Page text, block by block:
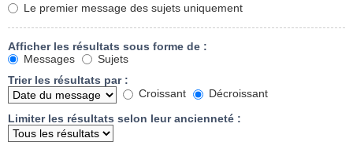
Le premier message des sujets uniquement
Afficher les résultats sous forme de :
Messages
Sujets
Trier les résultats par :
Croissant
Décroissant
Limiter les résultats selon leur ancienneté :